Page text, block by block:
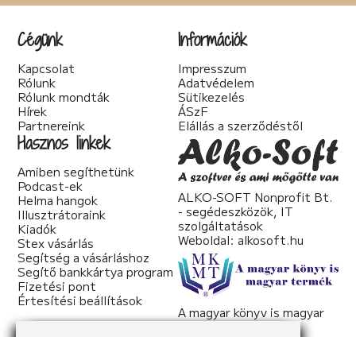
Cégünk
Kapcsolat
Rólunk
Rólunk mondták
Hírek
Partnereink
Információk
Impresszum
Adatvédelem
Sütikezelés
ÁSzF
Elállás a szerződéstől
Hasznos linkek
Amiben segíthetünk
Podcast-ek
Helma hangok
Illusztrátoraink
Kiadók
Stex vásárlás
Segítség a vásárláshoz
Segítő bankkártya program
Fizetési pont
Értesítési beállítások
ALKO-SOFT Nonprofit Bt.
- segédeszközök, IT
szolgáltatások
Weboldal: alkosoft.hu
A magyar könyv is magyar
termék